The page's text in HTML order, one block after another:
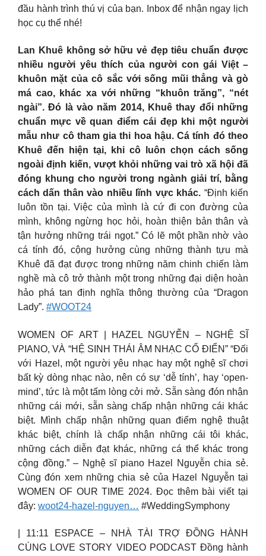
đầu hành trình thú vị của bạn. Inbox để nhận ngay lịch
học cụ thể nhé!
Lan Khuê không sở hữu vẻ đẹp tiêu chuẩn được
nhiều người yêu thích của người con gái Việt –
khuôn mặt của cô sắc với sống mũi thẳng và gò
má cao, khác xa với những “khuôn trăng”, “nét
ngài”. Đó là vào năm 2014, Khuê thay đổi những
chuẩn mực về quan điểm cái đẹp khi một người
mẫu như cô tham gia thi hoa hậu. Cá tính đó theo
Khuê đến hiện tại, khi cô luôn chọn cách sống
ngoài định kiến, vượt khỏi những vai trò xã hội đã
đóng khung cho người trong ngành giải trí, bằng
cách dấn thân vào nhiều lĩnh vực khác. “Định kiến
luôn tồn tại. Việc của mình là cứ đi con đường của
mình, không ngừng học hỏi, hoàn thiện bản thân và
tận hưởng những trái ngọt.” Có lẽ một phần nhờ vào
cá tính đó, cộng hưởng cùng những thành tựu mà
Khuê đã đạt được trong những năm chinh chiến làm
nghề mà cô trở thành một trong những đại diện hoàn
hảo phá tan định nghĩa thông thường của “Dragon
Lady”. #WOOT24
WOMEN OF ART | HAZEL NGUYỄN – NGHỆ SĨ
PIANO, VÀ “HỆ SINH THÁI ÂM NHẠC CỔ ĐIỂN” “Đối
với Hazel, một người yêu nhạc hay một nghệ sĩ chơi
bất kỳ dòng nhạc nào, nên có sự ‘dễ tính’, hay ‘open-
mind’, tức là một tấm lòng cởi mở. Sẵn sàng đón nhận
những cái mới, sẵn sàng chấp nhận những cái khác
biệt. Mình chấp nhận những quan điểm nghệ thuật
khác biệt, chính là chấp nhận những cái tôi khác,
những cách diễn đạt khác, những cá thể khác trong
cộng đồng.” – Nghệ sĩ piano Hazel Nguyễn chia sẻ.
Cùng đón xem những chia sẻ của Hazel Nguyễn tại
WOMEN OF OUR TIME 2024. Đọc thêm bài viết tại
đây: woot24-hazel-nguyen… #WeddingSymphony
| 11:11 ESPACE – NHÀ TÀI TRỢ ĐỒNG HÀNH
CÙNG LOVE STORY VIDEO PODCAST Đồng hành